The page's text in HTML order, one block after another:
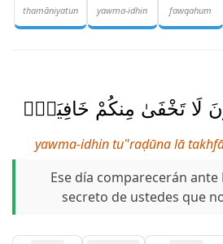
fawqahum
yawma-idhin
thamāniyatun
لَا تَخْفَىٰ مِنكُمْ خَافِيَةٌۭ
yawma-idhin tuʿ'raḍūna lā
Ese día comparecerán
secreto de ustedes que